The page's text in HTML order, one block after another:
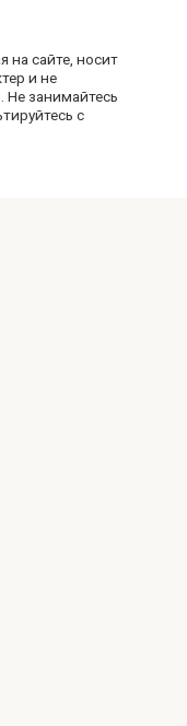
на сайте, носит
и не
занимайтесь
с